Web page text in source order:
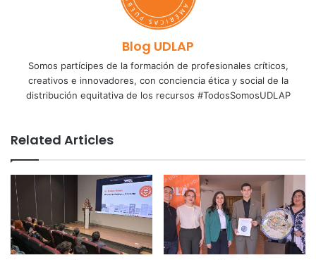
Blog UDLAP
Somos partícipes de la formación de profesionales críticos,
creativos e innovadores, con conciencia ética y social de la
distribución equitativa de los recursos #TodosSomosUDLAP
Related Articles